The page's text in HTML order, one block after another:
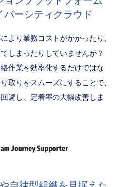
バーシティクラウド
より業務コストがかかったり、
しまったりしていませんか？
作業を効率化するだけではな
取りをスムーズにすることで、
避し、定着率の大幅改善しま